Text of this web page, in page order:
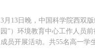
3月13日晚，中国科学院西双
园”）环境教育中心工作人员
成员开展活动。共55名高一学